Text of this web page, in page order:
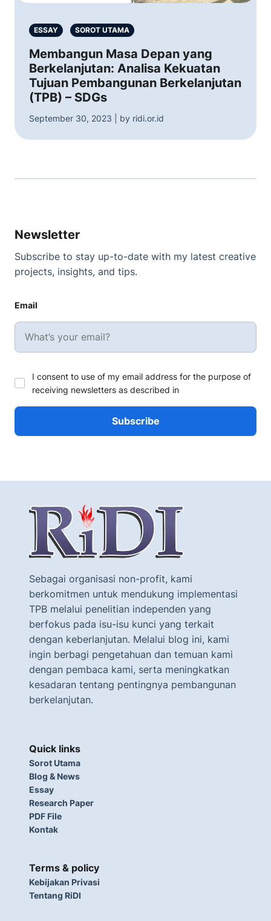
ESSAY SOROT UTAMA
Membangun Masa Depan yang
Berkelanjutan: Analisa Kekuatan
Tujuan Pembangunan Berkelanjutan
(TPB) – SDGs
September 30, 2023 | by ridi.or.id
Newsletter
Subscribe to stay up-to-date with my latest creative
projects, insights, and tips.
Email
I consent to use of my email address for the purpose of
receiving newsletters as described in
Sebagai organisasi non-profit, kami
berkomitmen untuk mendukung implementasi
TPB melalui penelitian independen yang
berfokus pada isu-isu kunci yang terkait
dengan keberlanjutan. Melalui blog ini, kami
ingin berbagi pengetahuan dan temuan kami
dengan pembaca kami, serta meningkatkan
kesadaran tentang pentingnya pembangunan
berkelanjutan.
Quick links
Sorot Utama
Blog & News
Essay
Research Paper
PDF File
Kontak
Terms & policy
Kebijakan Privasi
Tentang RiDI